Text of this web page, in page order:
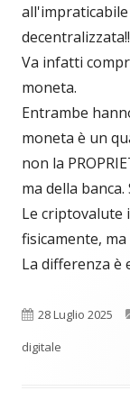
Va infatti
moneta.
Entrambe
moneta è un
non la
ma della
Le criptovalute
fisicamente, ma
La differenza è
Pubblicato
28 Luglio 2025
digitale